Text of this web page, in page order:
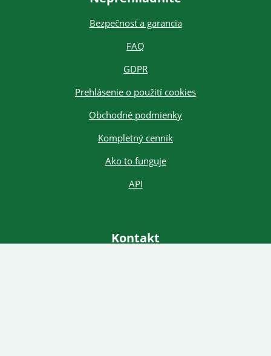
Bezpečnosť a garancia
FAQ
GDPR
Prehlásenie o použití cookies
Obchodné podmienky
Kompletný cenník
Ako to funguje
API
Kontakt